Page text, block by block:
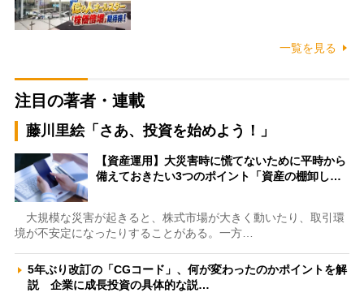
一覧を見る
注目の著者・連載
藤川里絵「さあ、投資を始めよう！」
【資産運用】大災害時に慌てないために平時から
備えておきたい3つのポイント「資産の棚卸し…
大規模な災害が起きると、株式市場が大きく動いたり、取引環
境が不安定になったりすることがある。一方…
5年ぶり改訂の「CGコード」、何が変わったのかポイントを解
説 企業に成長投資の具体的な説…